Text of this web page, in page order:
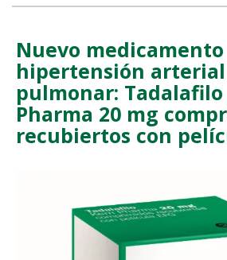
Nuevo
hipertensión arterial
pulmonar: Tadalafilo
Pharma 20 mg
recubiertos con